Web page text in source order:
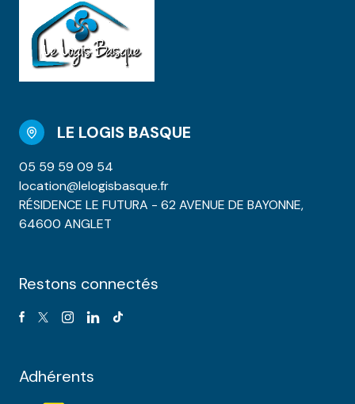
LE LOGIS BASQUE
05 59 59 09 54
location@lelogisbasque.fr
RÉSIDENCE LE FUTURA - 62 AVENUE DE BAYONNE,
64600 ANGLET
Restons connectés
Adhérents